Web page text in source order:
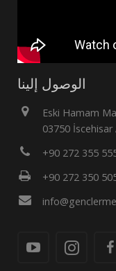
الوصول إلينا
Eski Hamam
03750
+90 272 355
+90 272 350